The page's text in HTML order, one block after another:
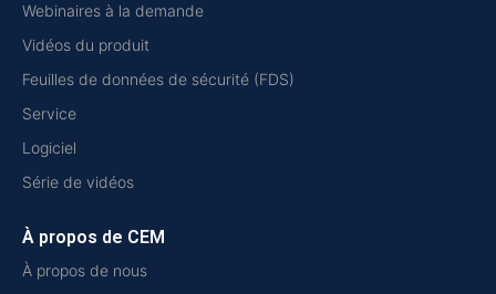
Webinaires à la demande
Vidéos du produit
Feuilles de données de sécurité (FDS)
Service
Logiciel
Série de vidéos
À propos de CEM
À propos de nous